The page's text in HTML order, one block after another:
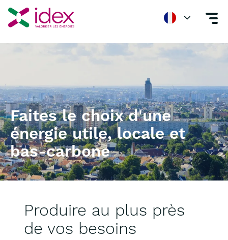
Idex, acteur de l'efficience énergétique grâce à son offre de
Faites le choix d'une
énergie utile, locale et
bas-carbone
Produire au plus près
de vos besoins